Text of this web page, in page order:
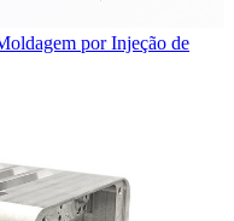
por Injeção de